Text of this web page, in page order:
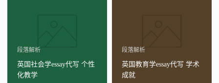
段落解析
英国社会学essay代写 个性
化教学
段落解析
英国教育学essay代写 学术
成就